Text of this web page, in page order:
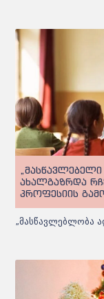
ახალგაზრდა
პროფესიის
„მასწავლებლობა